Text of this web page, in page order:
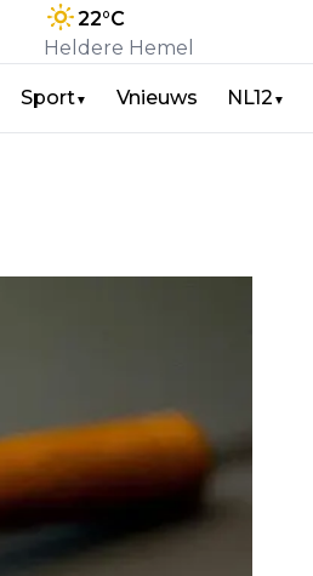
22°C
Heldere Hemel
Sport▼ Vnieuws NL12 ▼